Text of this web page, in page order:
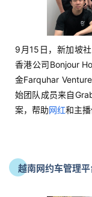
9月15日，新加坡
香港公司Bonjour
金Farquhar
始团队成员来自
案，帮助网红和主播
越南网约车管理